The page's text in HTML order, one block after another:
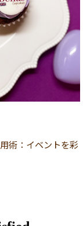
術：イベントを彩